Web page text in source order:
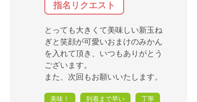
指名リクエスト
とっても大きくて美味しい新玉ね
ぎと笑顔が可愛いおまけのみかん
を入れて頂き、いつもありがとう
ございます。
また、次回もお願いいたします。
美味！ 到着まで早い 丁寧